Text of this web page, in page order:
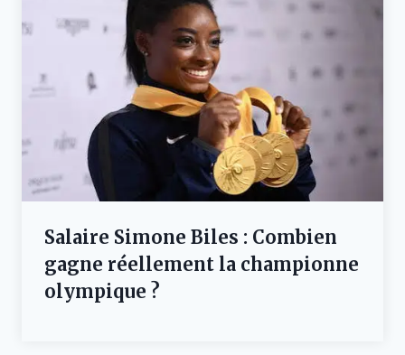
Salaire Simone Biles : Combien
gagne réellement la championne
olympique ?